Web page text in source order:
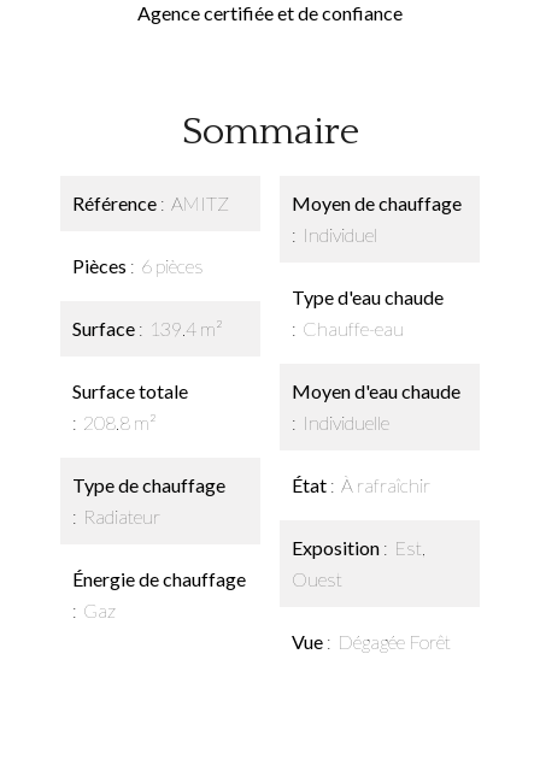
Agence certifiée et de confiance
Sommaire
Référence AMITZ
Pièces 6 pièces
Surface 139.4 m²
Surface totale
208.8 m²
Type de chauffage
Radiateur
Énergie de chauffage
Gaz
Moyen de chauffage
Individuel
Type d'eau chaude
Chauffe-eau
Moyen d'eau chaude
Individuelle
État À rafraîchir
Exposition
Est,
Ouest
Vue Dégagée Forêt